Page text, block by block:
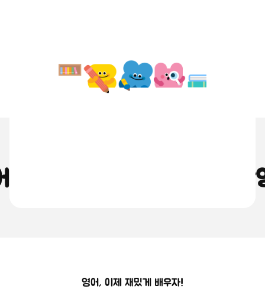
를 쉽고 재밌게, 원어민 화상
영어, 이제 재밌게 배우자!